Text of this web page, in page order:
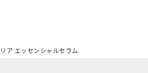
ア エッセンシャルセラム